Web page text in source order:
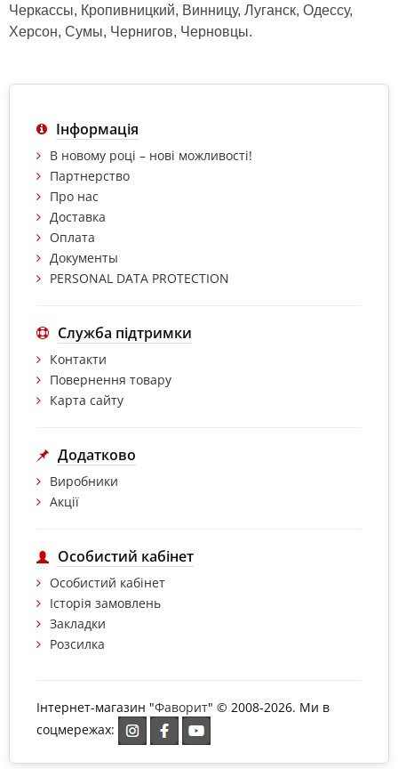
Черкассы, Кропивницкий, Винницу, Луганск, Одессу,
Херсон, Сумы, Чернигов, Черновцы.
Інформація
В новому році – нові можливості!
Партнерство
Про нас
Доставка
Оплата
Документы
PERSONAL DATA PROTECTION
Служба підтримки
Контакти
Повернення товару
Карта сайту
Додатково
Виробники
Акції
Особистий кабінет
Особистий кабінет
Історія замовлень
Закладки
Розсилка
Інтернет-магазин "Фаворит" © 2008-2026. Ми в
соцмережах: